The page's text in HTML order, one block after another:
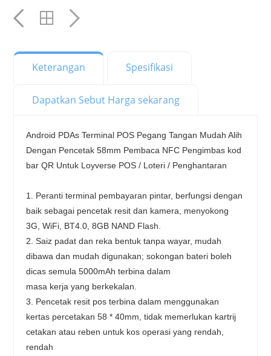
Keterangan Spesifikasi
Dapatkan Sebut Harga sekarang
Android PDAs Terminal POS Pegang Tangan Mudah Alih
Dengan Pencetak 58mm Pembaca NFC Pengimbas kod
bar QR Untuk Loyverse POS / Loteri / Penghantaran
1. Peranti terminal pembayaran pintar, berfungsi dengan
baik sebagai pencetak resit dan kamera, menyokong
3G, WiFi, BT4.0, 8GB NAND Flash.
2. Saiz padat dan reka bentuk tanpa wayar, mudah
dibawa dan mudah digunakan; sokongan bateri boleh
dicas semula 5000mAh terbina dalam
masa kerja yang berkekalan.
3. Pencetak resit pos terbina dalam menggunakan
kertas percetakan 58 * 40mm, tidak memerlukan kartrij
cetakan atau reben untuk kos operasi yang rendah,
rendah